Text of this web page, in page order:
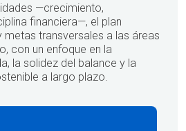
—crecimiento,
financiera—, el plan
metas transversales a las áreas
con un enfoque en la
la solidez del balance y la
a largo plazo.